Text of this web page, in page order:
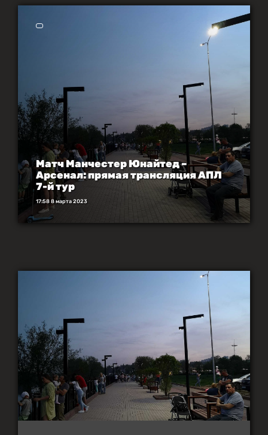
Матч Манчестер Юнайтед –
Арсенал: прямая трансляция АПЛ
7-й тур
17:58 8 марта 2023